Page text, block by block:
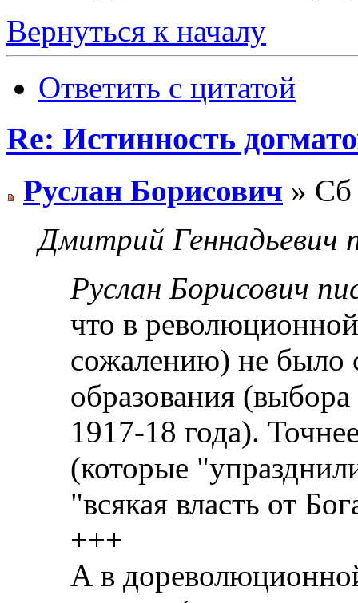
Вернуться к началу
Ответить с цитатой
Re: Истинность
Руслан Борисович » Сб
Дмитрий Геннадьевич
Руслан Борисович
что в
сожалению) не было
образования
1917-18 года).
(которые
"всякая власть от
+++
А в